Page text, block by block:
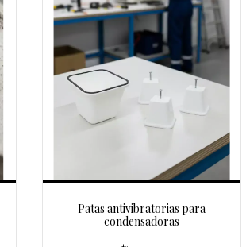
Patas antivibratorias para
condensadoras